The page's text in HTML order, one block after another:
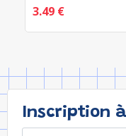
3.49 €
Inscription